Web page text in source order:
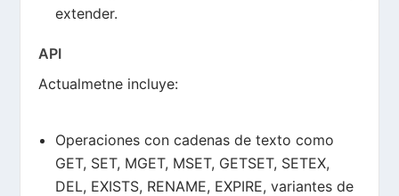
extender.
API
Actualmetne incluye:
Operaciones con cadenas de texto como
GET, SET, MGET, MSET, GETSET, SETEX,
DEL, EXISTS, RENAME, EXPIRE, variantes de